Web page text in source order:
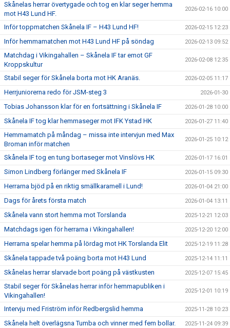
Skånelas herrar övertygade och tog en klar seger hemma
mot H43 Lund HF.
2026-02-16 10:00
Inför toppmatchen Skånela IF – H43 Lund HF! 2026-02-15 12:23
Inför hemmamatchen mot H43 Lund HF på söndag 2026-02-13 09:52
Matchdag i Vikingahallen – Skånela IF tar emot GF
Kroppskultur
2026-02-08 12:35
Stabil seger för Skånela borta mot HK Aranäs. 2026-02-05 11:17
Herrjuniorerna redo för JSM-steg 3 2026-01-30
Tobias Johansson klar för en fortsättning i Skånela IF 2026-01-28 10:00
Skånela IF tog klar hemmaseger mot IFK Ystad HK 2026-01-27 11:40
Hemmamatch på måndag – missa inte intervjun med Max
Broman inför matchen
2026-01-25 10:12
Skånela IF tog en tung bortaseger mot Vinslövs HK 2026-01-17 16:01
Simon Lindberg förlänger med Skånela IF 2026-01-15 09:30
Herrarna bjöd på en riktig smällkaramell i Lund! 2026-01-04 21:00
Dags för årets första match 2026-01-04 13:11
Skånela vann stort hemma mot Torslanda 2025-12-21 12:03
Matchdags igen för herrarna i Vikingahallen! 2025-12-20 12:00
Herrarna spelar hemma på lördag mot HK Torslanda Elit 2025-12-19 11:28
Skånela tappade två poäng borta mot H43 Lund 2025-12-14 11:11
Skånelas herrar slarvade bort poäng på västkusten 2025-12-07 15:45
Stabil seger för Skånelas herrar inför hemmapubliken i
Vikingahallen!
2025-12-01 10:19
Intervju med Friström inför Redbergslid hemma 2025-11-28 10:23
Skånela helt överlägsna Tumba och vinner med fem bollar. 2025-11-24 09:39